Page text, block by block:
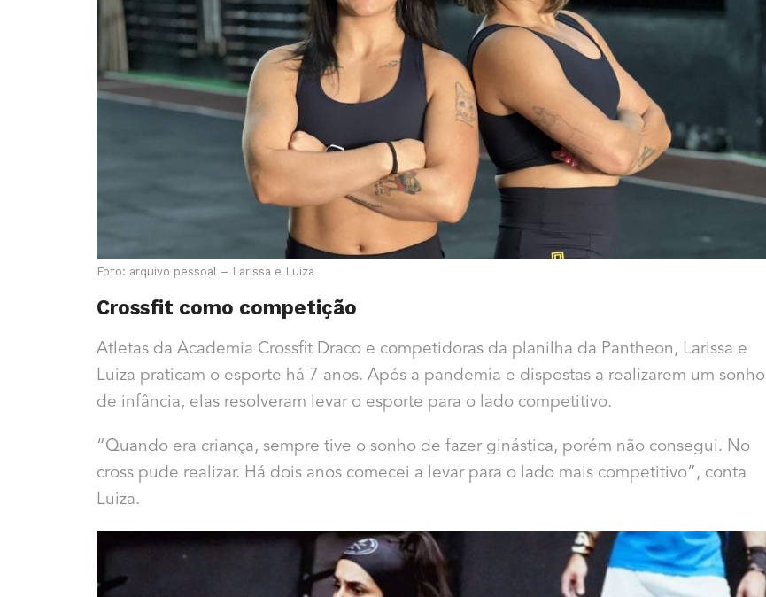
Foto: arquivo pessoal – Larissa e Luiza
Crossfit como competição
Atletas da Academia Crossfit Draco e competidoras da planilha da Pantheon, Larissa e
Luiza praticam o esporte há 7 anos. Após a pandemia e dispostas a realizarem um sonho
de infância, elas resolveram levar o esporte para o lado competitivo.
“Quando era criança, sempre tive o sonho de fazer ginástica, porém não consegui. No
cross pude realizar. Há dois anos comecei a levar para o lado mais competitivo”, conta
Luiza.